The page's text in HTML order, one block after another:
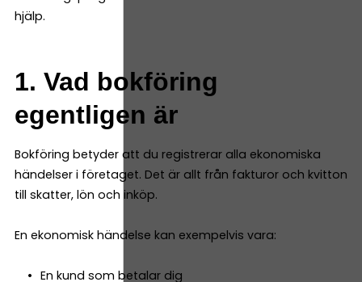
hjälp.
1. Vad bokföring
egentligen är
Bokföring betyder att du registrerar alla ekonomiska
händelser i företaget. Det är allt från fakturor och kvitton
till skatter, lön och inköp.
En ekonomisk händelse kan exempelvis vara:
En kund som betalar dig